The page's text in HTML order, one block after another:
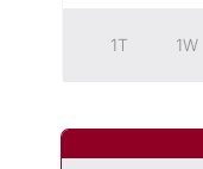
1T 1W